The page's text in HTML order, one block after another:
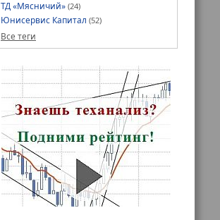
ТД «Мясничий» (24)
Юнисервис Капитал (52)
Все теги